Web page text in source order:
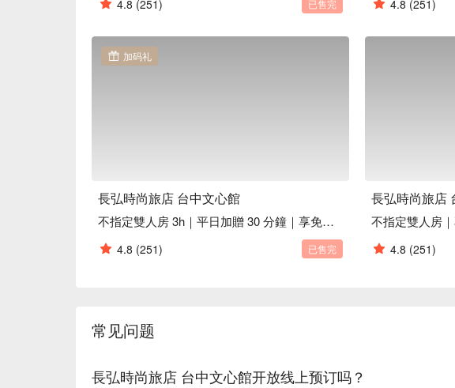
4.8 (251) 已售完 4.8 (251)
加码礼
長弘時尚旅店 台中文心館
不指定雙人房 3h｜平日加贈 30 分鐘｜享免費輕食區
4.8 (251) 已售完
長弘時尚旅店
不指定雙人房
4.8 (251)
常见问题
長弘時尚旅店 台中文心館开放线上预订吗？